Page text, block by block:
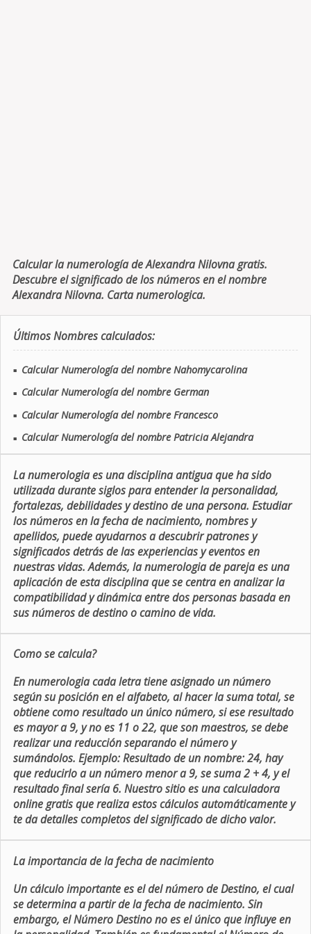
Calcular la numerología de Alexandra Nilovna gratis.
Descubre el significado de los números en el nombre
Alexandra Nilovna. Carta numerologica.
Últimos Nombres calculados:
■ Calcular Numerología del nombre Nahomycarolina
■ Calcular Numerología del nombre German
■ Calcular Numerología del nombre Francesco
■ Calcular Numerología del nombre Patricia Alejandra
La numerologia es una disciplina antigua que ha sido
utilizada durante siglos para entender la personalidad,
fortalezas, debilidades y destino de una persona. Estudiar
los números en la fecha de nacimiento, nombres y
apellidos, puede ayudarnos a descubrir patrones y
significados detrás de las experiencias y eventos en
nuestras vidas. Además, la numerologia de pareja es una
aplicación de esta disciplina que se centra en analizar la
compatibilidad y dinámica entre dos personas basada en
sus números de destino o camino de vida.
Como se calcula?
En numerologia cada letra tiene asignado un número
según su posición en el alfabeto, al hacer la suma total, se
obtiene como resultado un único número, si ese resultado
es mayor a 9, y no es 11 o 22, que son maestros, se debe
realizar una reducción separando el número y
sumándolos. Ejemplo: Resultado de un nombre: 24, hay
que reducirlo a un número menor a 9, se suma 2 + 4, y el
resultado final sería 6. Nuestro sitio es una calculadora
online gratis que realiza estos cálculos automáticamente y
te da detalles completos del significado de dicho valor.
La importancia de la fecha de nacimiento
Un cálculo importante es el del número de Destino, el cual
se determina a partir de la fecha de nacimiento. Sin
embargo, el Número Destino no es el único que influye en